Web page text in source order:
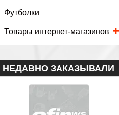
Футболки
+
Товары интернет-магазинов
НЕДАВНО ЗАКАЗЫВАЛИ